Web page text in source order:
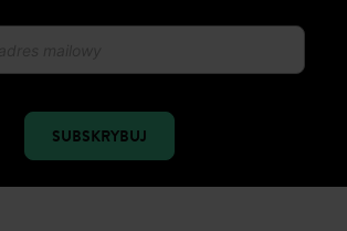
SUBSKRYBUJ